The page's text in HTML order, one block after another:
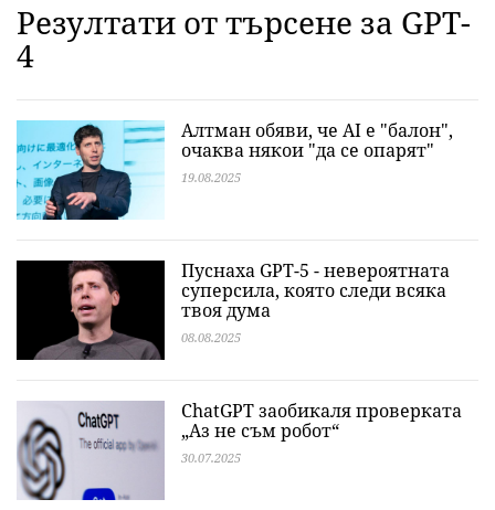
Резултати от търсене за GPT-
4
Алтман обяви, че AI е "балон",
очаква някои "да се опарят"
19.08.2025
Пуснаха GPT-5 - невероятната
суперсила, която следи всяка
твоя дума
08.08.2025
ChatGPT заобикаля проверката
„Аз не съм робот“
30.07.2025